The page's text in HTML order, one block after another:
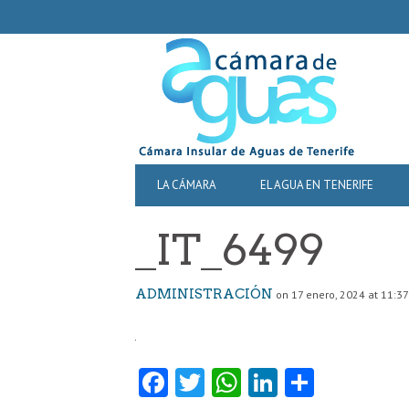
NAVIGATION
PRIMARY
NAVIGATION
LA CÁMARA EL AGUA EN TENERIFE
_IT_6499
ADMINISTRACIÓN on 17 enero, 2024 at 11:37
Fa T W Li